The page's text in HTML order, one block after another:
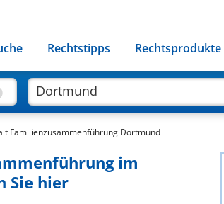
Rechtstipps Rechtsprodukte
Familienzusammenführung Dortmund
im
Sie hier